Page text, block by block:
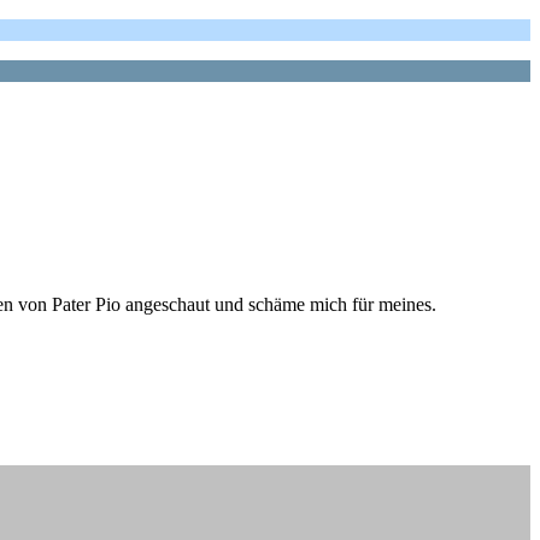
Pater Pio angeschaut und schäme mich für meines.